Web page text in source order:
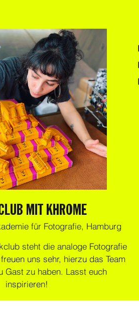
MIT KHROME
für Fotografie, Hamburg
steht die analoge Fotografie
uns sehr, hierzu das Team
Gast zu haben. Lasst euch
inspirieren!